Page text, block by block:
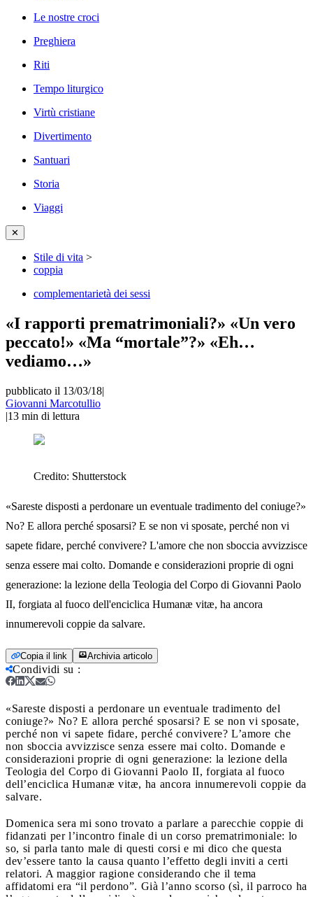
Le nostre croci
Preghiera
Riti
Tempo liturgico
Virtù cristiane
Divertimento
Santuari
Storia
Viaggi
✕
Stile di vita >
coppia
complementarietà dei sessi
«I rapporti prematrimoniali?» «Un vero
peccato!» «Ma “mortale”?» «Eh…
vediamo…»
pubblicato il 13/03/18|
Giovanni Marcotullio
|13 min di lettura
Credito: Shutterstock
«Sareste disposti a perdonare un eventuale tradimento del coniuge?»
No? E allora perché sposarsi? E se non vi sposate, perché non vi
sapete fidare, perché convivere? L'amore che non sboccia avvizzisce
senza essere mai colto. Domande e considerazioni proprie di ogni
generazione: la lezione della Teologia del Corpo di Giovanni Paolo
II, forgiata al fuoco dell'enciclica Humanæ vitæ, ha ancora
innumerevoli coppie da salvare.
Copia il link Archivia articolo
Condividi su :
«Sareste disposti a perdonare un eventuale tradimento del
coniuge?» No? E allora perché sposarsi? E se non vi sposate,
perché non vi sapete fidare, perché convivere? L’amore che
non sboccia avvizzisce senza essere mai colto. Domande e
considerazioni proprie di ogni generazione: la lezione della
Teologia del Corpo di Giovanni Paolo II, forgiata al fuoco
dell’enciclica Humanæ vitæ, ha ancora innumerevoli coppie da
salvare.
Domenica sera mi sono trovato a parlare a parecchie coppie di
fidanzati per l’incontro finale di un corso prematrimoniale: lo
so, si parla tanto male di questi corsi e mi dico che questa
dev’essere tanto la causa quanto l’effetto degli inviti a certi
relatori. A maggior ragione considerando che il tema
affidatomi era “il perdono”. Già l’anno scorso (sì, il parroco ha